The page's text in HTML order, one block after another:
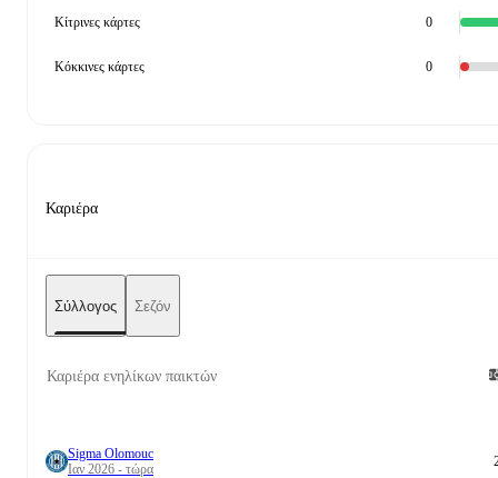
Κίτρινες κάρτες 0
Κόκκινες κάρτες 0
Καριέρα
Σύλλογος Σεζόν
Καριέρα ενηλίκων παικτών
Sigma Olomouc
Ιαν 2026 - τώρα